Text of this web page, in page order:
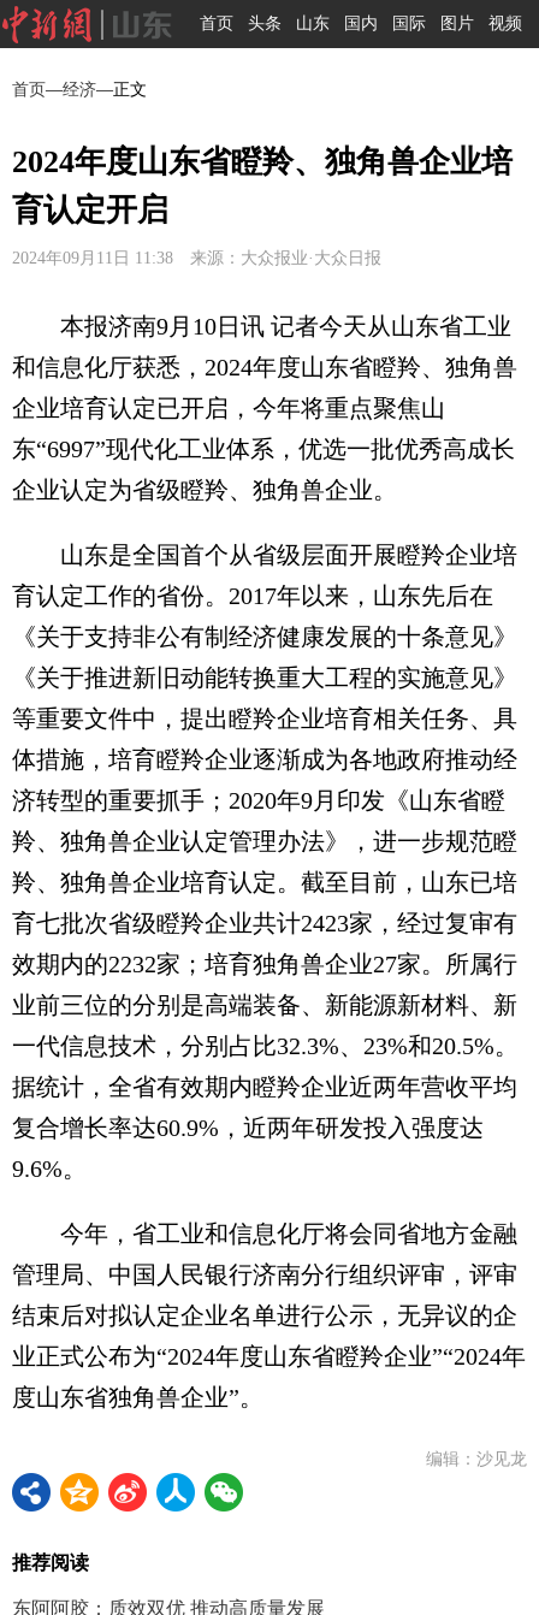
首页 头条 山东 国内 国际 图片 视频
首页—经济—正文
2024年度山东省瞪羚、独角兽企业培
育认定开启
2024年09月11日 11:38 来源：大众报业·大众日报
本报济南9月10日讯 记者今天从山东省工业
和信息化厅获悉，2024年度山东省瞪羚、独角兽
企业培育认定已开启，今年将重点聚焦山
东“6997”现代化工业体系，优选一批优秀高成长
企业认定为省级瞪羚、独角兽企业。
山东是全国首个从省级层面开展瞪羚企业培
育认定工作的省份。2017年以来，山东先后在
《关于支持非公有制经济健康发展的十条意见》
《关于推进新旧动能转换重大工程的实施意见》
等重要文件中，提出瞪羚企业培育相关任务、具
体措施，培育瞪羚企业逐渐成为各地政府推动经
济转型的重要抓手；2020年9月印发《山东省瞪
羚、独角兽企业认定管理办法》，进一步规范瞪
羚、独角兽企业培育认定。截至目前，山东已培
育七批次省级瞪羚企业共计2423家，经过复审有
效期内的2232家；培育独角兽企业27家。所属行
业前三位的分别是高端装备、新能源新材料、新
一代信息技术，分别占比32.3%、23%和20.5%。
据统计，全省有效期内瞪羚企业近两年营收平均
复合增长率达60.9%，近两年研发投入强度达
9.6%。
今年，省工业和信息化厅将会同省地方金融
管理局、中国人民银行济南分行组织评审，评审
结束后对拟认定企业名单进行公示，无异议的企
业正式公布为“2024年度山东省瞪羚企业”“2024年
度山东省独角兽企业”。
编辑：沙见龙
推荐阅读
东阿阿胶：质效双优 推动高质量发展